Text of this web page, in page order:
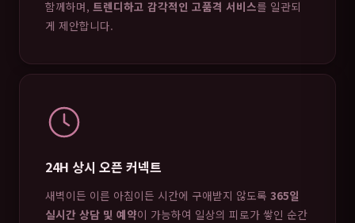
함께하며, 트렌디하고 감각적인 고품격 서비스를 일관되
게 제안합니다.
24H 상시 오픈 커넥트
새벽이든 이른 아침이든 시간에 구애받지 않도록 365일
실시간 상담 및 예약이 가능하여 일상의 피로가 쌓인 순간